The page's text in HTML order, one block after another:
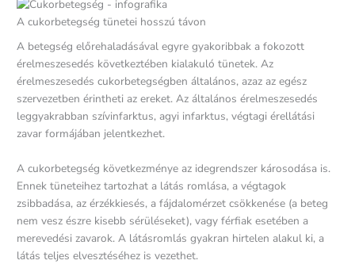
A cukorbetegség tünetei hosszú távon
A betegség előrehaladásával egyre gyakoribbak a fokozott
érelmeszesedés következtében kialakuló tünetek. Az
érelmeszesedés cukorbetegségben általános, azaz az egész
szervezetben érintheti az ereket. Az általános érelmeszesedés
leggyakrabban szívinfarktus, agyi infarktus, végtagi érellátási
zavar formájában jelentkezhet.
A cukorbetegség következménye az idegrendszer károsodása is.
Ennek tüneteihez tartozhat a látás romlása, a végtagok
zsibbadása, az érzékkiesés, a fájdalomérzet csökkenése (a beteg
nem vesz észre kisebb sérüléseket), vagy férfiak esetében a
merevedési zavarok. A látásromlás gyakran hirtelen alakul ki, a
látás teljes elvesztéséhez is vezethet.